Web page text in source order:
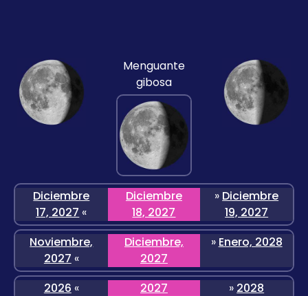
Menguante
gibosa
Diciembre
17, 2027 «
Diciembre
18, 2027
» Diciembre
19, 2027
Noviembre,
2027 «
Diciembre,
2027
» Enero, 2028
2026 « 2027 » 2028